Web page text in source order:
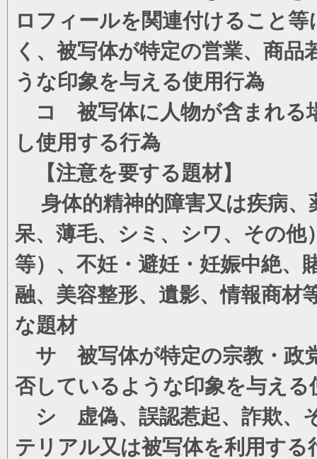
ロフィールを関連付けること
く、被写体が特定の営業、商
うな印象を与える使用行為
コ 被写体に人物が含まれる
し使用する行為
【注意を要する題材】
身体的精神的障害又は疾病、
呆、薄毛、シミ、シワ、その他
等）、不妊・避妊・妊娠中絶、
融、美容整形、遺影、情報商材
な題材
サ 被写体が特定の宗教・政
否しているような印象を与える
シ 虚偽、誤認惹起、詐欺、
テリアル又は被写体を利用する